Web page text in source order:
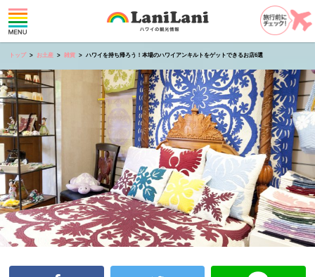
トップ お土産 雑貨 ハワイを持ち帰ろう！本場のハワイアンキルトをゲットできるお店6選